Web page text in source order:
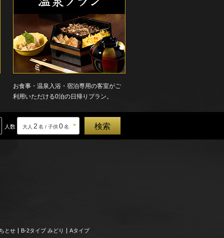
お食事・温泉入浴・宿泊専用の客室がご
利用いただける0泊の日帰りプラン。
人数 大人 2 名 / 子供0名
とせ B-2タイプ みどり Aタイプ